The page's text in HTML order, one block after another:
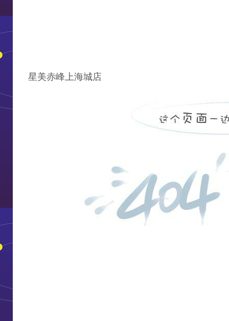
星美赤峰上海城店